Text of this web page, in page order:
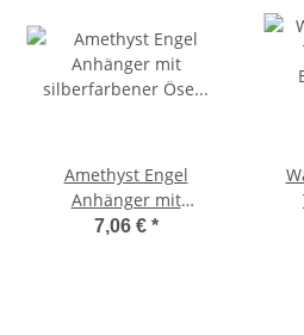
Amethyst Engel
Anhänger mit
silberfarbener Öse ca.
7,06 € *